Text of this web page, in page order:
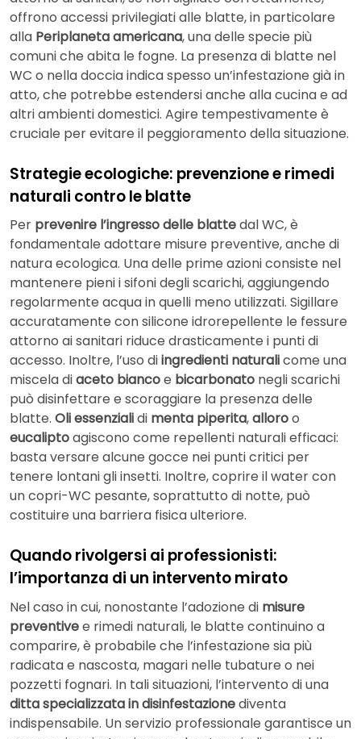
offrono accessi privilegiati alle blatte, in particolare
alla Periplaneta americana, una delle specie più
comuni che abita le fogne. La presenza di blatte nel
WC o nella doccia indica spesso un’infestazione già in
atto, che potrebbe estendersi anche alla cucina e ad
altri ambienti domestici. Agire tempestivamente è
cruciale per evitare il peggioramento della situazione.
Strategie ecologiche: prevenzione e rimedi
naturali contro le blatte
Per prevenire l’ingresso delle blattedal WC, è
fondamentale adottare misure preventive, anche di
natura ecologica. Una delle prime azioni consiste nel
mantenere pieni i sifoni degli scarichi, aggiungendo
regolarmente acqua in quelli meno utilizzati. Sigillare
accuratamente con silicone idrorepellente le fessure
attorno ai sanitari riduce drasticamente i punti di
accesso. Inoltre, l’uso diingredienti naturalicome una
miscela diaceto biancoe bicarbonato negli scarichi
può disinfettare e scoraggiare la presenza delle
blatte. Oli essenzialidi menta piperita,alloroo
eucaliptoagiscono come repellenti naturali efficaci:
basta versare alcune gocce nei punti critici per
tenere lontani gli insetti. Inoltre, coprire il water con
un copri-WC pesante, soprattutto di notte, può
costituire una barriera fisica ulteriore.
Quando rivolgersi ai professionisti:
l’importanza di un intervento mirato
Nel caso in cui, nonostante l’adozione di misure
preventivee rimedi naturali, le blatte continuino a
comparire, è probabile che l’infestazione sia più
radicata e nascosta, magari nelle tubature o nei
pozzetti fognari. In tali situazioni, l’intervento di una
ditta specializzata in disinfestazionediventa
indispensabile. Un servizio professionale garantisce un